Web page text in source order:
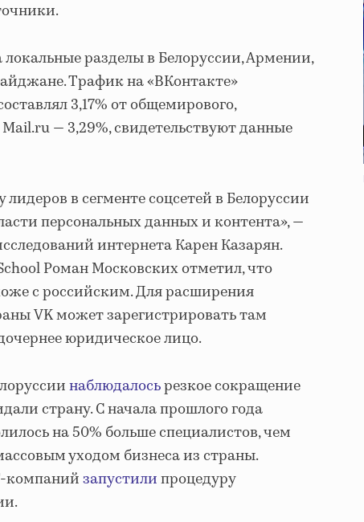
разделы в Белоруссии, Армении,
Трафик на «ВКонтакте»
3,17% от общемирового,
— 3,29%, свидетельствуют данные
в сегменте соцсетей в Белоруссии
персональных данных и контента», —
интернета Карен Казарян.
Роман Московских отметил, что
с российским. Для расширения
VK может зарегистрировать там
юридическое лицо.
наблюдалосьрезкое сокращение
страну. С начала прошлого года
на 50% больше специалистов, чем
уходом бизнеса из страны.
компанийзапустилипроцедуру